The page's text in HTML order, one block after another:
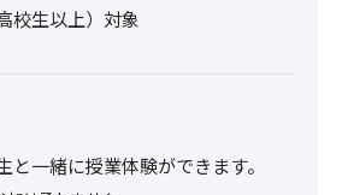
校生以上）対象
と一緒に授業体験ができます。